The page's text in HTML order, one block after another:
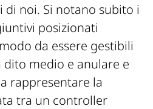
noi. Si notano subito i
posizionati
da essere gestibili
medio e anulare e
rappresentare la
tra un controller